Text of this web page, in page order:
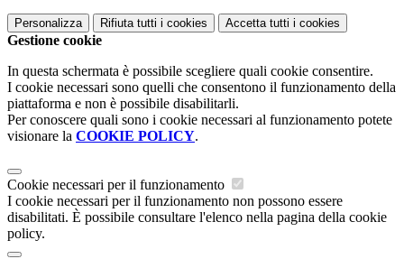
Personalizza Rifiuta tutti i cookies Accetta tutti i cookies
Gestione cookie
In questa schermata è possibile scegliere quali cookie consentire.
I cookie necessari sono quelli che consentono il funzionamento della
piattaforma e non è possibile disabilitarli.
Per conoscere quali sono i cookie necessari al funzionamento potete
visionare la COOKIE POLICY.
Cookie necessari per il funzionamento
I cookie necessari per il funzionamento non possono essere
disabilitati. È possibile consultare l'elenco nella pagina della cookie
policy.